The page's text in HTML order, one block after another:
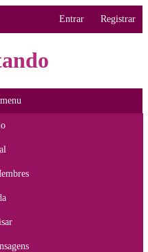
Entrar Registrar